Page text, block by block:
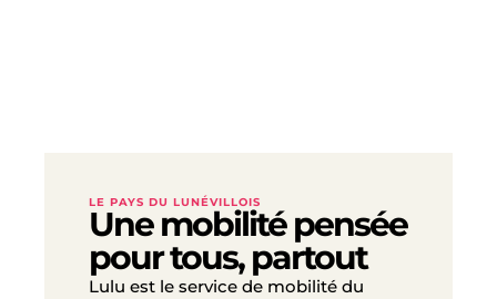
LE PAYS DU LUNÉVILLOIS
Une mobilité pensée
pour tous, partout
Lulu est le service de mobilité du